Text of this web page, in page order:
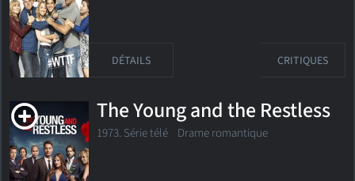
DÉTAILS CRITIQUES
The Young and the Restless
1973. Série télé Drame romantique